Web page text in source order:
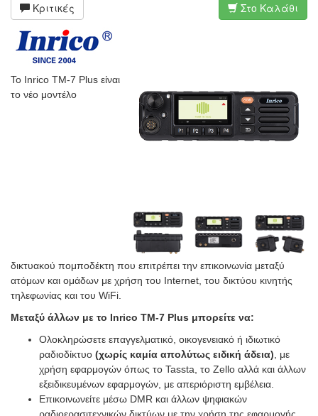
Κριτικές Στο Καλάθι
Το Inrico TM-7 Plus είναι
το νέο μοντέλο
δικτυακού πομποδέκτη που επιτρέπει την επικοινωνία μεταξύ
ατόμων και ομάδων με χρήση του Internet, του δικτύου κινητής
τηλεφωνίας και του WiFi.
Μεταξύ άλλων με το Inrico TM-7 Plus μπορείτε να:
Ολοκληρώσετε επαγγελματικό, οικογενειακό ή ιδιωτικό
ραδιοδίκτυο (χωρίς καμία απολύτως ειδική άδεια) , με
χρήση εφαρμογών όπως το Tassta, το Zello αλλά και άλλων
εξειδικευμένων εφαρμογών, με απεριόριστη εμβέλεια.
Επικοινωνείτε μέσω DMR και άλλων ψηφιακών